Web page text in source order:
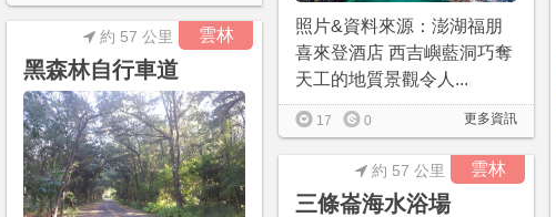
照片&資料來源：澎湖福朋
喜來登酒店 西吉嶼藍洞巧奪
天工的地質景觀令人...
更多資訊
17 0
雲林
黑森林自行車道
約 57 公里
雲林
三條崙海水浴場
約 57 公里